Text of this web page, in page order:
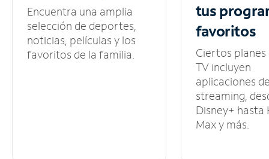
Encuentra una amplia
selección de deportes,
noticias, películas y los
favoritos de la familia.
tus
favoritos
Ciertos planes
TV incluyen
aplicaciones
streaming,
Disney+ hasta
Max y más.